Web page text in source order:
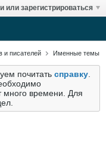
или зарегистрироваться
и писателей Именные темы
почитать справку
много времени. Для